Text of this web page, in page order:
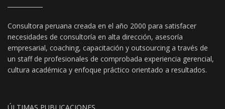
Consultora peruana creada en el año 2000 para satisfacer
necesidades de consultoría en alta dirección, asesoría
empresarial, coaching, capacitación y outsourcing a través de
un staff de profesionales de comprobada experiencia gerencial,
cultura académica y enfoque práctico orientado a resultados.